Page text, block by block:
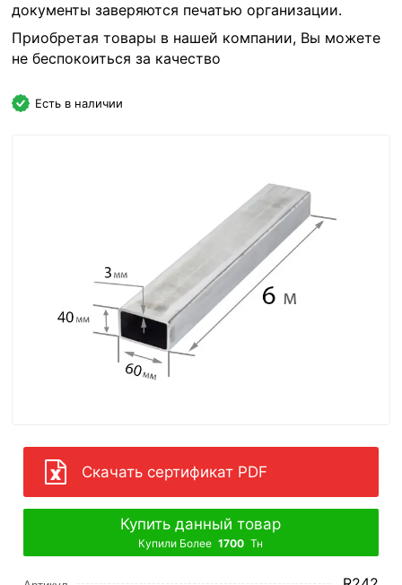
документы заверяются печатью организации.
Приобретая товары в нашей компании, Вы можете
не беспокоиться за качество
Есть в наличии
Скачать сертификат PDF
Купить данный товар
Купили Более 1700 Тн